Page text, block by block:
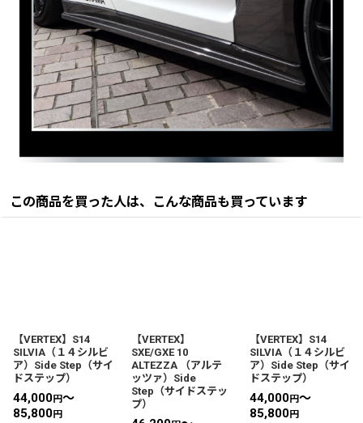
この商品を買った人は、こんな商品も買っています
【VERTEX】S14
SILVIA（１４シルビ
ア）Side Step（サイ
ドステップ）
44,000円～
85,800円
【VERTEX】
SXE/GXE 10
ALTEZZA （アルテ
ッツァ）Side
Step（サイドステッ
プ）
【VERTEX】S14
SILVIA（１４シルビ
ア）Side Step（サイ
ドステップ）
44,000円～
85,800円